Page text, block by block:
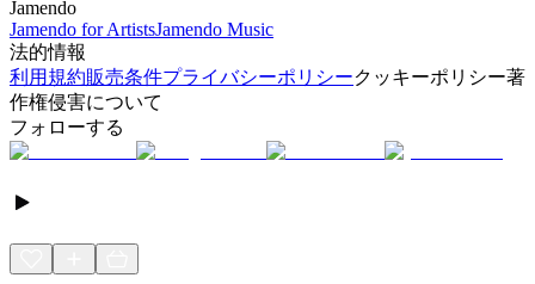
Jamendo
Jamendo for ArtistsJamendo Music
法的情報
利用規約販売条件プライバシーポリシークッキーポリシー著
作権侵害について
フォローする